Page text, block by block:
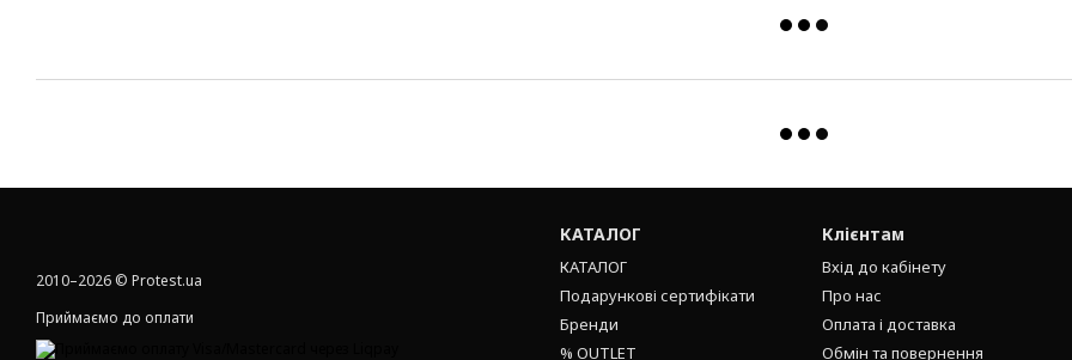
2010–2026 © Protest.ua
Приймаємо до оплати
КАТАЛОГ
КАТАЛОГ
Подарункові сертифікати
Бренди
% OUTLET
Клієнтам
Вхід до кабінету
Про нас
Оплата і доставка
Обмін та повернення